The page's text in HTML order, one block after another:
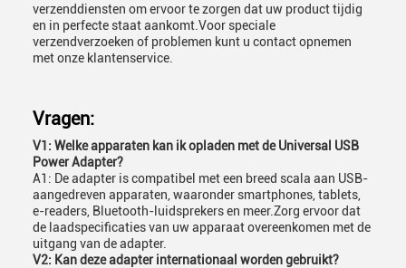
verzenddiensten om ervoor te zorgen dat uw product tijdig
en in perfecte staat aankomt.Voor speciale
verzendverzoeken of problemen kunt u contact opnemen
met onze klantenservice.
Vragen:
V1: Welke apparaten kan ik opladen met de Universal USB
Power Adapter?
A1: De adapter is compatibel met een breed scala aan USB-
aangedreven apparaten, waaronder smartphones, tablets,
e-readers, Bluetooth-luidsprekers en meer.Zorg ervoor dat
de laadspecificaties van uw apparaat overeenkomen met de
uitgang van de adapter.
V2: Kan deze adapter internationaal worden gebruikt?